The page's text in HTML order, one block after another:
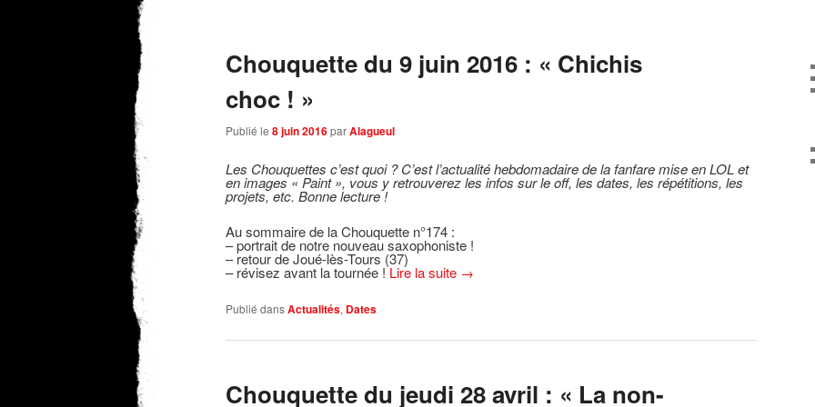
Chouquette du 9 juin 2016 : « Chichis
choc ! »
Publié le 8 juin 2016parAlagueul
Les Chouquettes c’est quoi ? C’est l’actualité hebdomadaire de la fanfare mise en LOL et
en images « Paint », vous y retrouverez les infos sur le off, les dates, les répétitions, les
projets, etc. Bonne lecture !
Au sommaire de la Chouquette n°174 :
– portrait de notre nouveau saxophoniste !
– retour de Joué-lès-Tours (37)
– révisez avant la tournée !Lire la suite →
Publié dansActualités, Dates
Chouquette du jeudi 28 avril : « La non-